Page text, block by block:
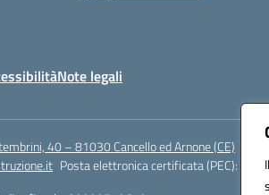
Note legali
40 – 81030 Cancello ed Arnone (CE)
Posta elettronica certificata (PEC):